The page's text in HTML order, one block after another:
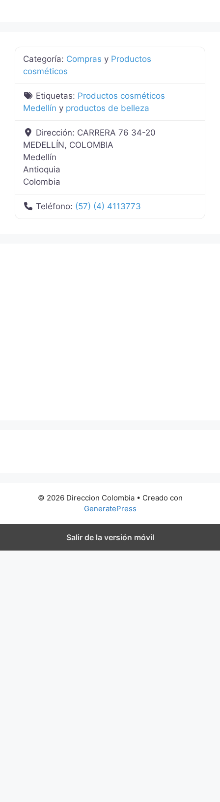
Categoría: Compras y Productos
cosméticos
Etiquetas: Productos cosméticos
Medellín y productos de belleza
Dirección: CARRERA 76 34-20
MEDELLÍN, COLOMBIA
Medellín
Antioquia
Colombia
Teléfono: (57) (4) 4113773
© 2026 Direccion Colombia• Creado con
GeneratePress
Salir de la versión móvil